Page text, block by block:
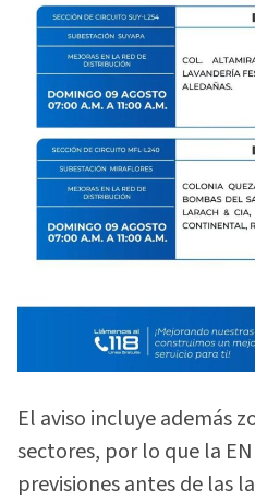
El aviso incluye además
sectores, por lo que la
previsiones antes de las